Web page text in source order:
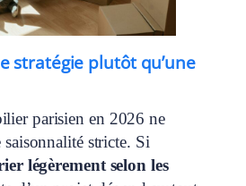
stratégie plutôt qu’une
parisien en 2026 ne
saisonnalité stricte. Si
légèrement selon les